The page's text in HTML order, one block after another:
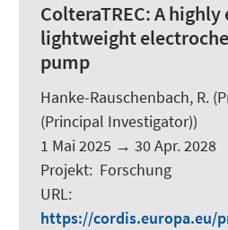
ColteraTREC:A highly
lightweight
pump
Hanke-Rauschenbach, R.
(Principal Investigator))
1 Mai 2025 → 30 Apr. 2028
Projekt: Forschung
URL:
https://cordis.europa.eu/